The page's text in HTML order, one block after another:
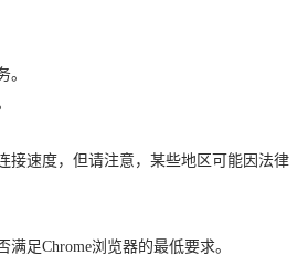
。
接速度，但请注意，某些地区可能因法律
足Chrome浏览器的最低要求。